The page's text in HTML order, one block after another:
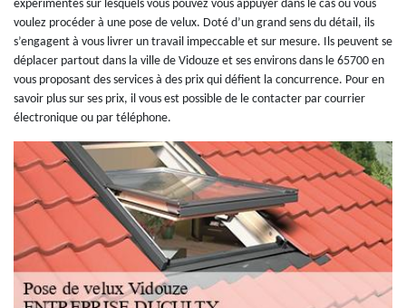
expérimentés sur lesquels vous pouvez vous appuyer dans le cas où vous
voulez procéder à une pose de velux. Doté d’un grand sens du détail, ils
s’engagent à vous livrer un travail impeccable et sur mesure. Ils peuvent se
déplacer partout dans la ville de Vidouze et ses environs dans le 65700 en
vous proposant des services à des prix qui défient la concurrence. Pour en
savoir plus sur ses prix, il vous est possible de le contacter par courrier
électronique ou par téléphone.